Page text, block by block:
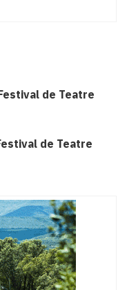
de Teatre
de Teatre